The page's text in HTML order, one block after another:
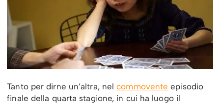
Tanto per dirne un’altra, nelcommovente episodio
finale della quarta stagione, in cui ha luogo il